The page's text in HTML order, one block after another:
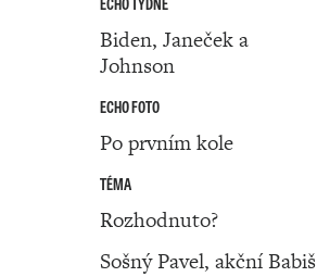
Biden, Janeček a
Johnson
ECHO FOTO
Po prvním kole
TÉMA
Rozhodnuto?
Sošný Pavel, akční Babiš